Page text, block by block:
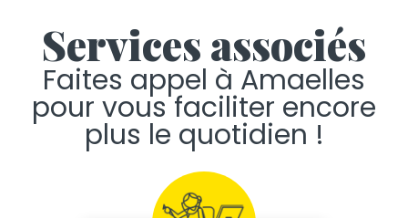
Services associés
Faites appel à Amaelles
pour vous faciliter encore
plus le quotidien !